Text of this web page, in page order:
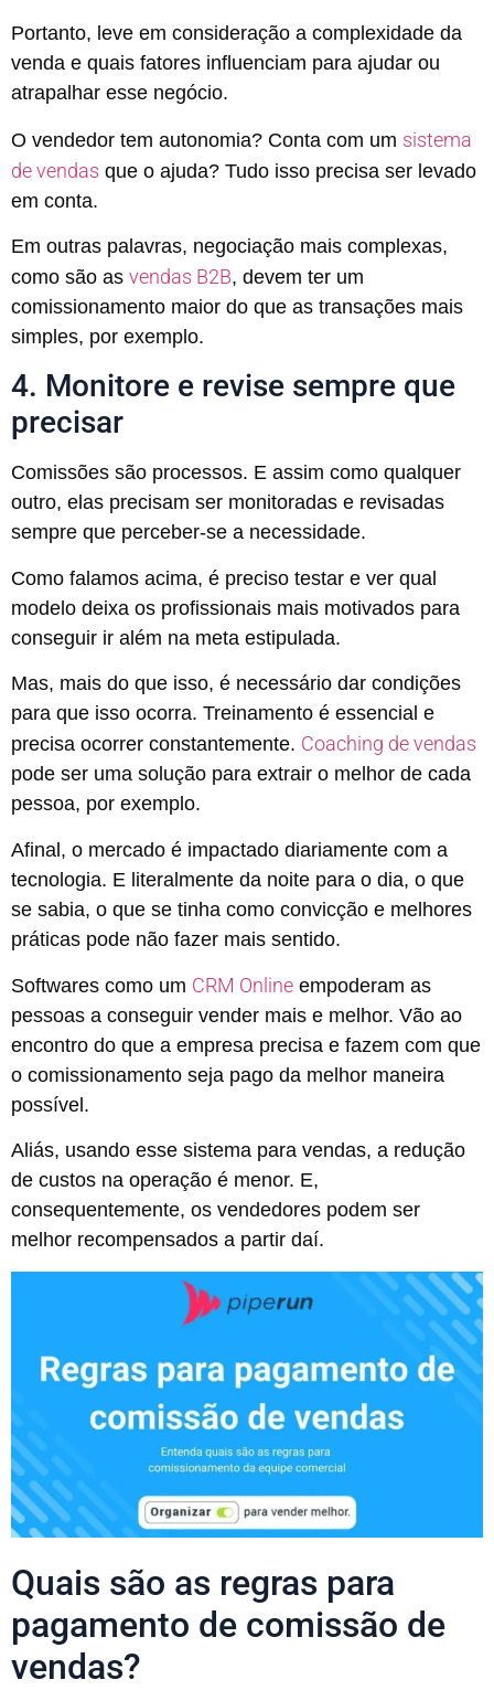
Portanto, leve em consideração a complexidade da
venda e quais fatores influenciam para ajudar ou
atrapalhar esse negócio.
O vendedor tem autonomia? Conta com um sistema
de vendas que o ajuda? Tudo isso precisa ser levado
em conta.
Em outras palavras, negociação mais complexas,
como são as vendas B2B, devem ter um
comissionamento maior do que as transações mais
simples, por exemplo.
4. Monitore e revise sempre que
precisar
Comissões são processos. E assim como qualquer
outro, elas precisam ser monitoradas e revisadas
sempre que perceber-se a necessidade.
Como falamos acima, é preciso testar e ver qual
modelo deixa os profissionais mais motivados para
conseguir ir além na meta estipulada.
Mas, mais do que isso, é necessário dar condições
para que isso ocorra. Treinamento é essencial e
precisa ocorrer constantemente. Coaching de vendas
pode ser uma solução para extrair o melhor de cada
pessoa, por exemplo.
Afinal, o mercado é impactado diariamente com a
tecnologia. E literalmente da noite para o dia, o que
se sabia, o que se tinha como convicção e melhores
práticas pode não fazer mais sentido.
Softwares como um CRM Online empoderam as
pessoas a conseguir vender mais e melhor. Vão ao
encontro do que a empresa precisa e fazem com que
o comissionamento seja pago da melhor maneira
possível.
Aliás, usando esse sistema para vendas, a redução
de custos na operação é menor. E,
consequentemente, os vendedores podem ser
melhor recompensados a partir daí.
Quais são as regras para
pagamento de comissão de
vendas?